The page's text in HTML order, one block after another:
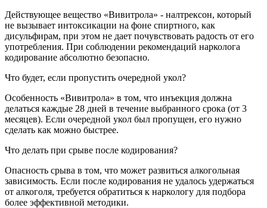
Действующее вещество «Вивитрола» - налтрексон, который
не вызывает интоксикации на фоне спиртного, как
дисульфирам, при этом не дает почувствовать радость от его
употребления. При соблюдении рекомендаций нарколога
кодирование абсолютно безопасно.
Что будет, если пропустить очередной укол?
Особенность «Вивитрола» в том, что инъекция должна
делаться каждые 28 дней в течение выбранного срока (от 3
месяцев). Если очередной укол был пропущен, его нужно
сделать как можно быстрее.
Что делать при срыве после кодирования?
Опасность срыва в том, что может развиться алкогольная
зависимость. Если после кодирования не удалось удержаться
от алкоголя, требуется обратиться к наркологу для подбора
более эффективной методики.